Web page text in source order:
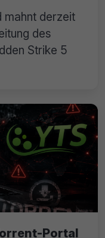
mahnt derzeit
des
Strike 5
Portal